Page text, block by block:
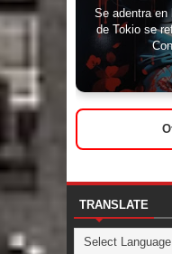
Se adentra en
de Tokio se
TRANSLATE